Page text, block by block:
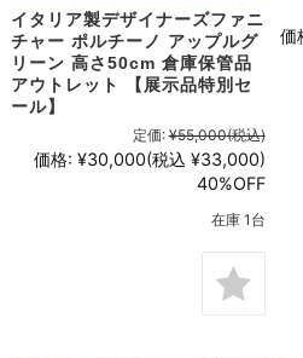
イタリア製デザイナーズファニ
チャー ポルチーノ アップルグ
リーン 高さ50cm 倉庫保管品
アウトレット 【展示品特別セ
ール】
定価: ¥55,000(税込)
価格: ¥30,000(税込 ¥33,000)
40%OFF
在庫 1台
価